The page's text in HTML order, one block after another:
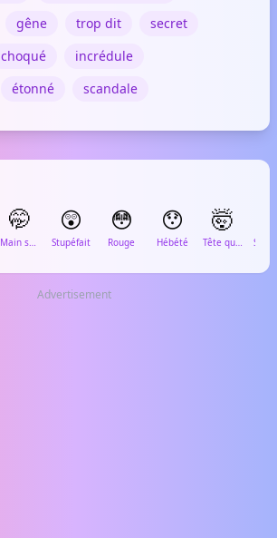
gêne trop dit
secret
choqué
incrédule
étonné scandale
🤭
Main sur la bouche
😲
Stupéfait
😳
Rouge
😯
Hébété
🤯
Tête qui explose
Advertisement